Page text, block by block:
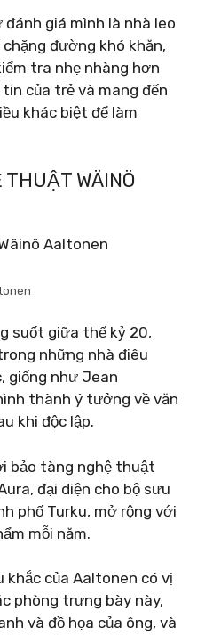
giá mình là nhà leo
đường khó khăn,
tra nhẹ nhàng hơn
của trẻ và mang đến
khác biệt để làm
THUẬT WÄINÖ
suốt giữa thế kỷ 20,
những nhà điêu
giống như Jean
thành ý tưởng về văn
khi độc lập.
bảo tàng nghệ thuật
đại diện cho bộ sưu
phố Turku, mở rộng với
mỗi năm.
của Aaltonen có vị
phòng trưng bày này,
và đồ họa của ông, và